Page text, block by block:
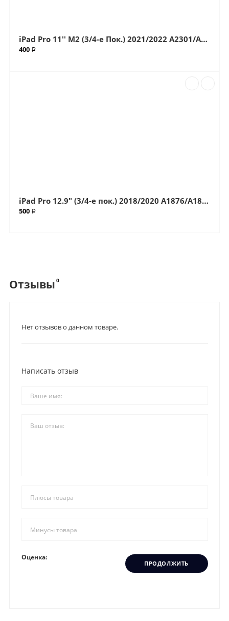
iPad Pro 11'' M2 (3/4-е Пок.) 2021/2022 A2301/A2377/A2435/A2459/A2460/A2759/A2761/A2762 (G+OCA Pro) стекло с OCA плёнкой (Артик.ГС-63)
400 ₽
iPad Pro 12.9" (3/4-е пок.) 2018/2020 A1876/A1895/A1983/A2014/A2069/A2229/A2232/A2233 (G+OCA Pro) стекло с OCA плёнкой (Артик.ГС-7277)
500 ₽
Отзывы 0
Нет отзывов о данном товаре.
Написать отзыв
Оценка:
ПРОДОЛЖИТЬ